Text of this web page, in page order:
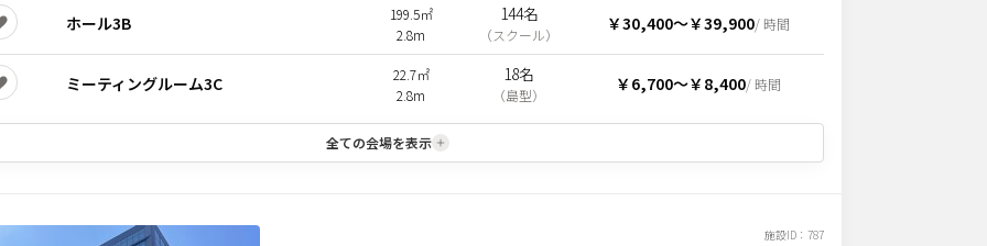
ホール3B
199.5㎡
2.8m
144名
（スクール）
￥30,400〜￥39,900/ 時間
ミーティングルーム3C
22.7㎡
2.8m
18名
（島型）
￥6,700〜￥8,400/ 時間
全ての会場を表示
施設ID： 787